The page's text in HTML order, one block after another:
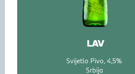
LAV
Svijetlo Pivo 4,5%
Srbija